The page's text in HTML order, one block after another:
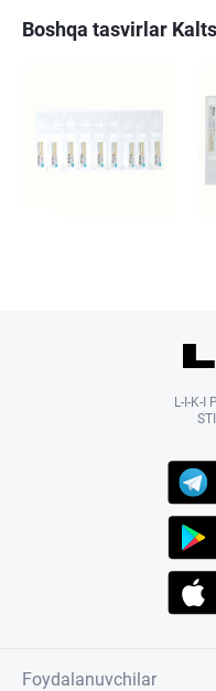
Boshqa tasvirlar
L-I-K-I
Foydalanuvchilar